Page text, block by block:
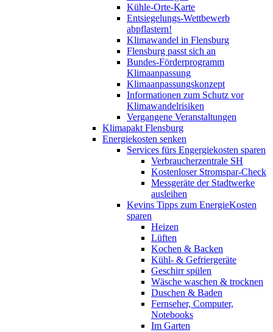
Kühle-Orte-Karte
Entsiegelungs-Wettbewerb
abpflastern!
Klimawandel in Flensburg
Flensburg passt sich an
Bundes-Förderprogramm
Klimaanpassung
Klimaanpassungskonzept
Informationen zum Schutz vor
Klimawandelrisiken
Vergangene Veranstaltungen
Klimapakt Flensburg
Energiekosten senken
Services fürs Engergiekosten sparen
Verbraucherzentrale SH
Kostenloser Stromspar-Check
Messgeräte der Stadtwerke
ausleihen
Kevins Tipps zum EnergieKosten
sparen
Heizen
Lüften
Kochen & Backen
Kühl- & Gefriergeräte
Geschirr spülen
Wäsche waschen & trocknen
Duschen & Baden
Fernseher, Computer,
Notebooks
Im Garten